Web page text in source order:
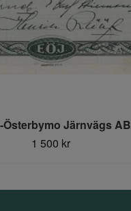
Österbymo Järnvägs AB
1 500 kr